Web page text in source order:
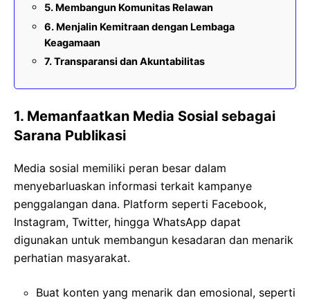
5. Membangun Komunitas Relawan
6. Menjalin Kemitraan dengan Lembaga
Keagamaan
7. Transparansi dan Akuntabilitas
1. Memanfaatkan Media Sosial sebagai
Sarana Publikasi
Media sosial memiliki peran besar dalam
menyebarluaskan informasi terkait kampanye
penggalangan dana. Platform seperti Facebook,
Instagram, Twitter, hingga WhatsApp dapat
digunakan untuk membangun kesadaran dan menarik
perhatian masyarakat.
Buat konten yang menarik dan emosional, seperti